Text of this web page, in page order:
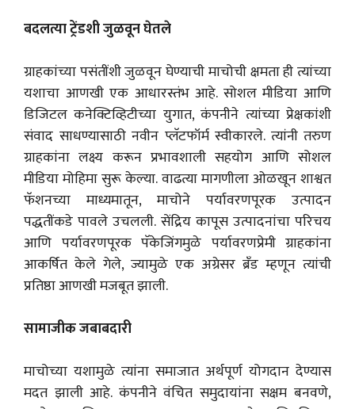
बदलत्या ट्रेंडशी जुळवून घेतले
ग्राहकांच्या पसंतींशी जुळवून घेण्याची माचोची क्षमता ही त्यांच्या
यशाचा आणखी एक आधारस्तंभ आहे. सोशल मीडिया आणि
डिजिटल कनेक्टिव्हिटीच्या युगात, कंपनीने त्यांच्या प्रेक्षकांशी
संवाद साधण्यासाठी नवीन प्लॅटफॉर्म स्वीकारले. त्यांनी तरुण
ग्राहकांना लक्ष्य करून प्रभावशाली सहयोग आणि सोशल
मीडिया मोहिमा सुरू केल्या. वाढत्या मागणीला ओळखून शाश्वत
फॅशनच्या माध्यमातून, माचोने पर्यावरणपूरक उत्पादन
पद्धतींकडे पावले उचलली. सेंद्रिय कापूस उत्पादनांचा परिचय
आणि पर्यावरणपूरक पॅकेजिंगमुळे पर्यावरणप्रेमी ग्राहकांना
आकर्षित केले गेले, ज्यामुळे एक अग्रेसर ब्रँड म्हणून त्यांची
प्रतिष्ठा आणखी मजबूत झाली.
सामाजीक जबाबदारी
माचोच्या यशामुळे त्यांना समाजात अर्थपूर्ण योगदान देण्यास
मदत झाली आहे. कंपनीने वंचित समुदायांना सक्षम बनवणे,